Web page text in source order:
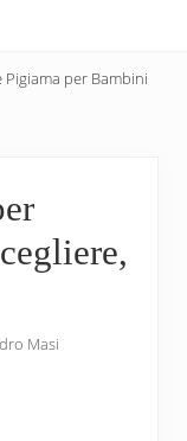
Pigiama per Bambini
Masi